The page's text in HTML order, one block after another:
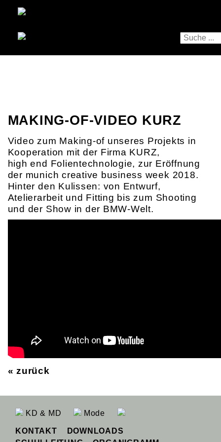
MAKING-OF-VIDEO KURZ
Video zum Making-of unseres Projekts in
Kooperation mit der Firma KURZ,
high end Folientechnologie, zur Eröffnung
der munich creative business week 2018.
Hinter den Kulissen: von Entwurf,
Atelierarbeit und Fitting bis zum Shooting
und der Show in der BMW-Welt.
« zurück
KD & MD Mode
KONTAKT
DOWNLOADS